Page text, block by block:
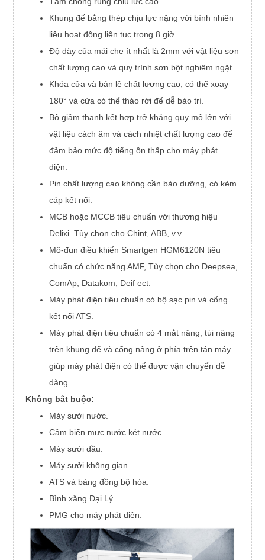
Khung đế bằng thép chịu lực nặng với bình nhiên
liệu hoạt động liên tục trong 8 giờ.
Độ dày của mái che ít nhất là 2mm với vật liệu sơn
chất lượng cao và quy trình sơn bột nghiêm ngặt.
Khóa cửa và bản lề chất lượng cao, có thể xoay
180° và cửa có thể tháo rời để dễ bảo trì.
Bộ giảm thanh kết hợp trở kháng quy mô lớn với
vật liệu cách âm và cách nhiệt chất lượng cao để
đảm bảo mức độ tiếng ồn thấp cho máy phát
điện.
Pin chất lượng cao không cần bảo dưỡng, có kèm
cáp kết nối.
MCB hoặc MCCB tiêu chuẩn với thương hiệu
Delixi. Tùy chọn cho Chint, ABB, v.v.
Mô-đun điều khiển Smartgen HGM6120N tiêu
chuẩn có chức năng AMF, Tùy chọn cho Deepsea,
ComAp, Datakom, Deif ect.
Máy phát điện tiêu chuẩn có bộ sạc pin và cổng
kết nối ATS.
Máy phát điện tiêu chuẩn có 4 mắt nâng, túi nâng
trên khung đế và cổng nâng ở phía trên tán máy
giúp máy phát điện có thể được vận chuyển dễ
dàng.
Không bắt buộc:
Máy sưởi nước.
Cảm biến mực nước két nước.
Máy sưởi dầu.
Máy sưởi không gian.
ATS và bảng đồng bộ hóa.
Bình xăng Đại Lý.
PMG cho máy phát điện.